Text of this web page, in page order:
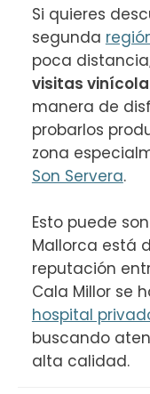
Si quieres
segunda
poca
visitas
manera de
probarlos
Son Servera.
Esto puede
Mallorca está
reputación
Cala Millor se
hospital
buscando
alta calidad.